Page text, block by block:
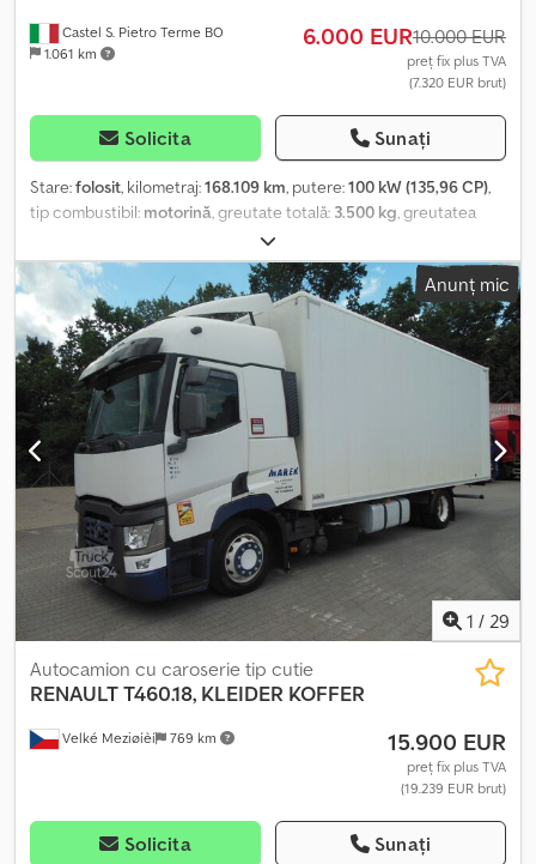
Castel S. Pietro Terme BO
1.061 km
6.000 EUR10.000 EUR
preț fix plus TVA
(7.320 EUR brut)
Solicita Sunați
Stare:folosit, kilometraj:168.109 km, putere:100 kW (135,96 CP),
tip combustibil: motorină, greutate totală: 3.500 kg, greutatea
, prima înmatriculare:
de emisii:Euro 5, număr de locuri:3, Dotări:ABS, servodirecție,
Pentru informații Dodpfxjwyya Re Ahhsck
Anunț mic
1 / 29
Velké Meziøíèí 769 km
Autocamion cu caroserie tip cutie
RENAULTT460.18, KLEIDER KOFFER
15.900 EUR
preț fix plus TVA
(19.239 EUR brut)
Solicita Sunați